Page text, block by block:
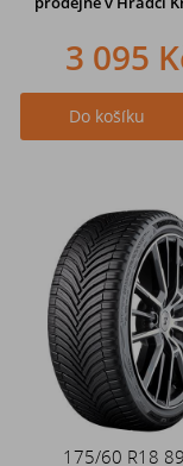
3 095
Do košíku
175/60 R18